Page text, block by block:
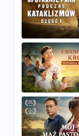
37:27
26:29